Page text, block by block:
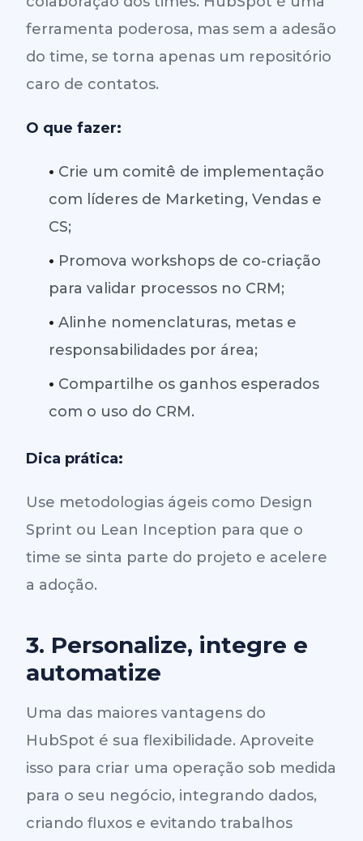
ferramenta poderosa, mas sem a adesão
do time, se torna apenas um repositório
caro de contatos.
O que fazer:
• Crie um comitê de implementação
com líderes de Marketing, Vendas e
CS;
• Promova workshops de co-criação
para validar processos no CRM;
• Alinhe nomenclaturas, metas e
responsabilidades por área;
• Compartilhe os ganhos esperados
com o uso do CRM.
Dica prática:
Use metodologias ágeis como Design
Sprint ou Lean Inception para que o
time se sinta parte do projeto e acelere
a adoção.
3. Personalize, integre e
automatize
Uma das maiores vantagens do
HubSpot é sua flexibilidade. Aproveite
isso para criar uma operação sob medida
para o seu negócio, integrando dados,
criando fluxos e evitando trabalhos